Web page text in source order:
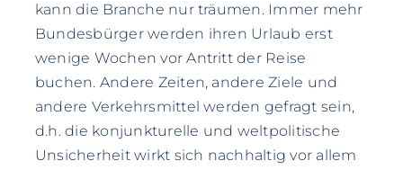
kann die Branche nur träumen. Immer mehr
Bundesbürger werden ihren Urlaub erst
wenige Wochen vor Antritt der Reise
buchen. Andere Zeiten, andere Ziele und
andere Verkehrsmittel werden gefragt sein,
d.h. die konjunkturelle und weltpolitische
Unsicherheit wirkt sich nachhaltig vor allem